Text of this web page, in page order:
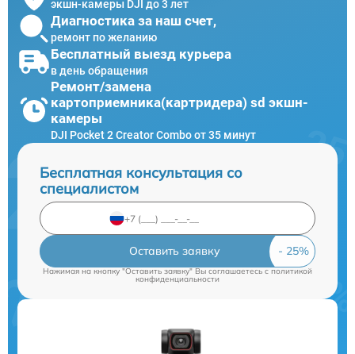
экшн-камеры DJI до 3 лет
Диагностика за наш счет,
ремонт по желанию
Бесплатный выезд курьера
в день обращения
Ремонт/замена
картоприемника(картридера) sd экшн-
камеры
DJI Pocket 2 Creator Combo от 35 минут
Бесплатная консультация со
специалистом
Оставить заявку
Нажимая на кнопку "Оставить заявку" Вы соглашаетесь cполитикой
конфиденциальности